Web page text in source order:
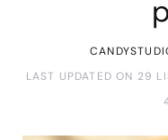
LAST UPDATED ON 29